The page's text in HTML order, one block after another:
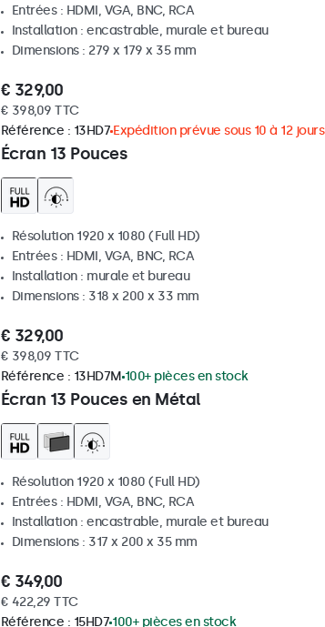
Entrées : HDMI, VGA, BNC, RCA
Installation : encastrable, murale et bureau
Dimensions : 279 x 179 x 35 mm
€ 329,00
€ 398,09 TTC
Écran 13 Pouces
Référence : 13HD7 Expédition prévue sous 10 à 12 jours
Résolution 1920 x 1080 (Full HD)
Entrées : HDMI, VGA, BNC, RCA
Installation : murale et bureau
Dimensions : 318 x 200 x 33 mm
€ 329,00
€ 398,09 TTC
Écran 13 Pouces en Métal
Référence : 13HD7M 100+ pièces en stock
Résolution 1920 x 1080 (Full HD)
Entrées : HDMI, VGA, BNC, RCA
Installation : encastrable, murale et bureau
Dimensions : 317 x 200 x 35 mm
€ 349,00
€ 422,29 TTC
Référence : 15HD7 100+ pièces en stock